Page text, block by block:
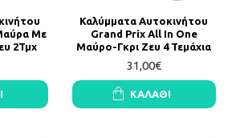
Με
2Τμχ
Καλύμματα Αυτοκινήτου
Grand Prix All In One
Μαύρο-Γκρι Ζευ 4 Τεμάχια
31,00€
ΚΑΛΆΘΙ